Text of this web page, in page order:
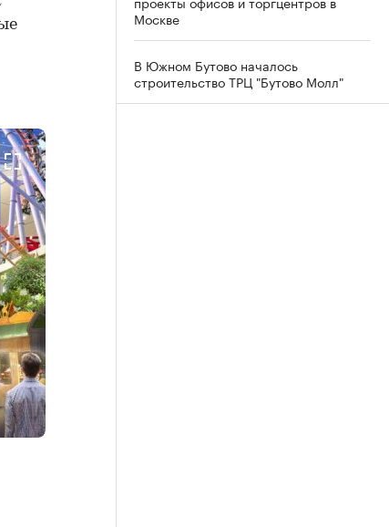
Москве
В Южном Бутово началось
строительство ТРЦ "Бутово Молл"